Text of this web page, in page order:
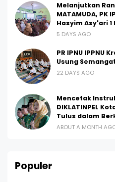
Melanjutkan
MATAMUDA, PK
Hasyim Asy'ari 1
5 DAYS AGO
PR IPNU IPPNU
Usung
22 DAYS AGO
Mencetak
DIKLATINPEL
Tulus dalam
ABOUT A MONTH
Populer